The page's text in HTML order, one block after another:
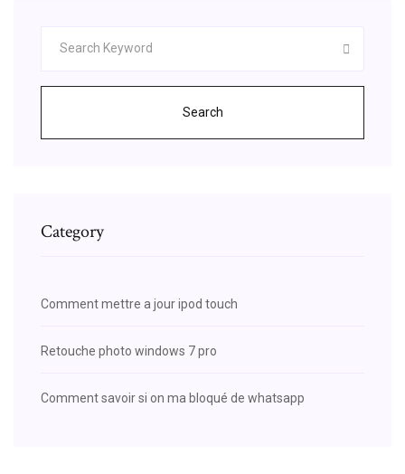
Search
Category
Comment mettre a jour ipod touch
Retouche photo windows 7 pro
Comment savoir si on ma bloqué de whatsapp